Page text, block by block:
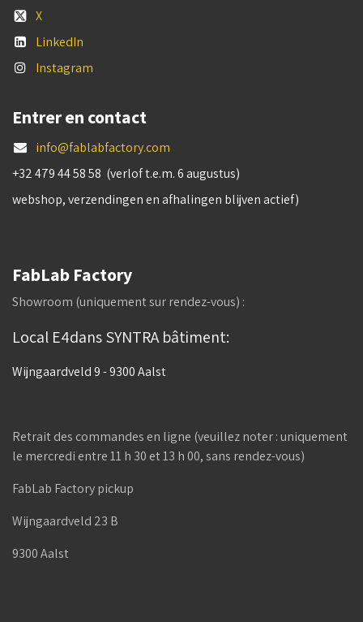
X
LinkedIn
Instagram
Entrer en contact
info@fablabfactory.com
+32 479 44 58 58 (verlof t.e.m. 6 augustus)
webshop, verzendingen en afhalingen blijven actief)
FabLab Factory
Showroom (uniquement sur rendez-vous) :
Local E4dans SYNTRA bâtiment:
Wijngaardveld 9 - 9300 Aalst
Retrait des commandes en ligne (veuillez noter : uniquement
le mercredi entre 11 h 30 et 13 h 00, sans rendez-vous)
FabLab Factory pickup
Wijngaardveld 23 B
9300 Aalst